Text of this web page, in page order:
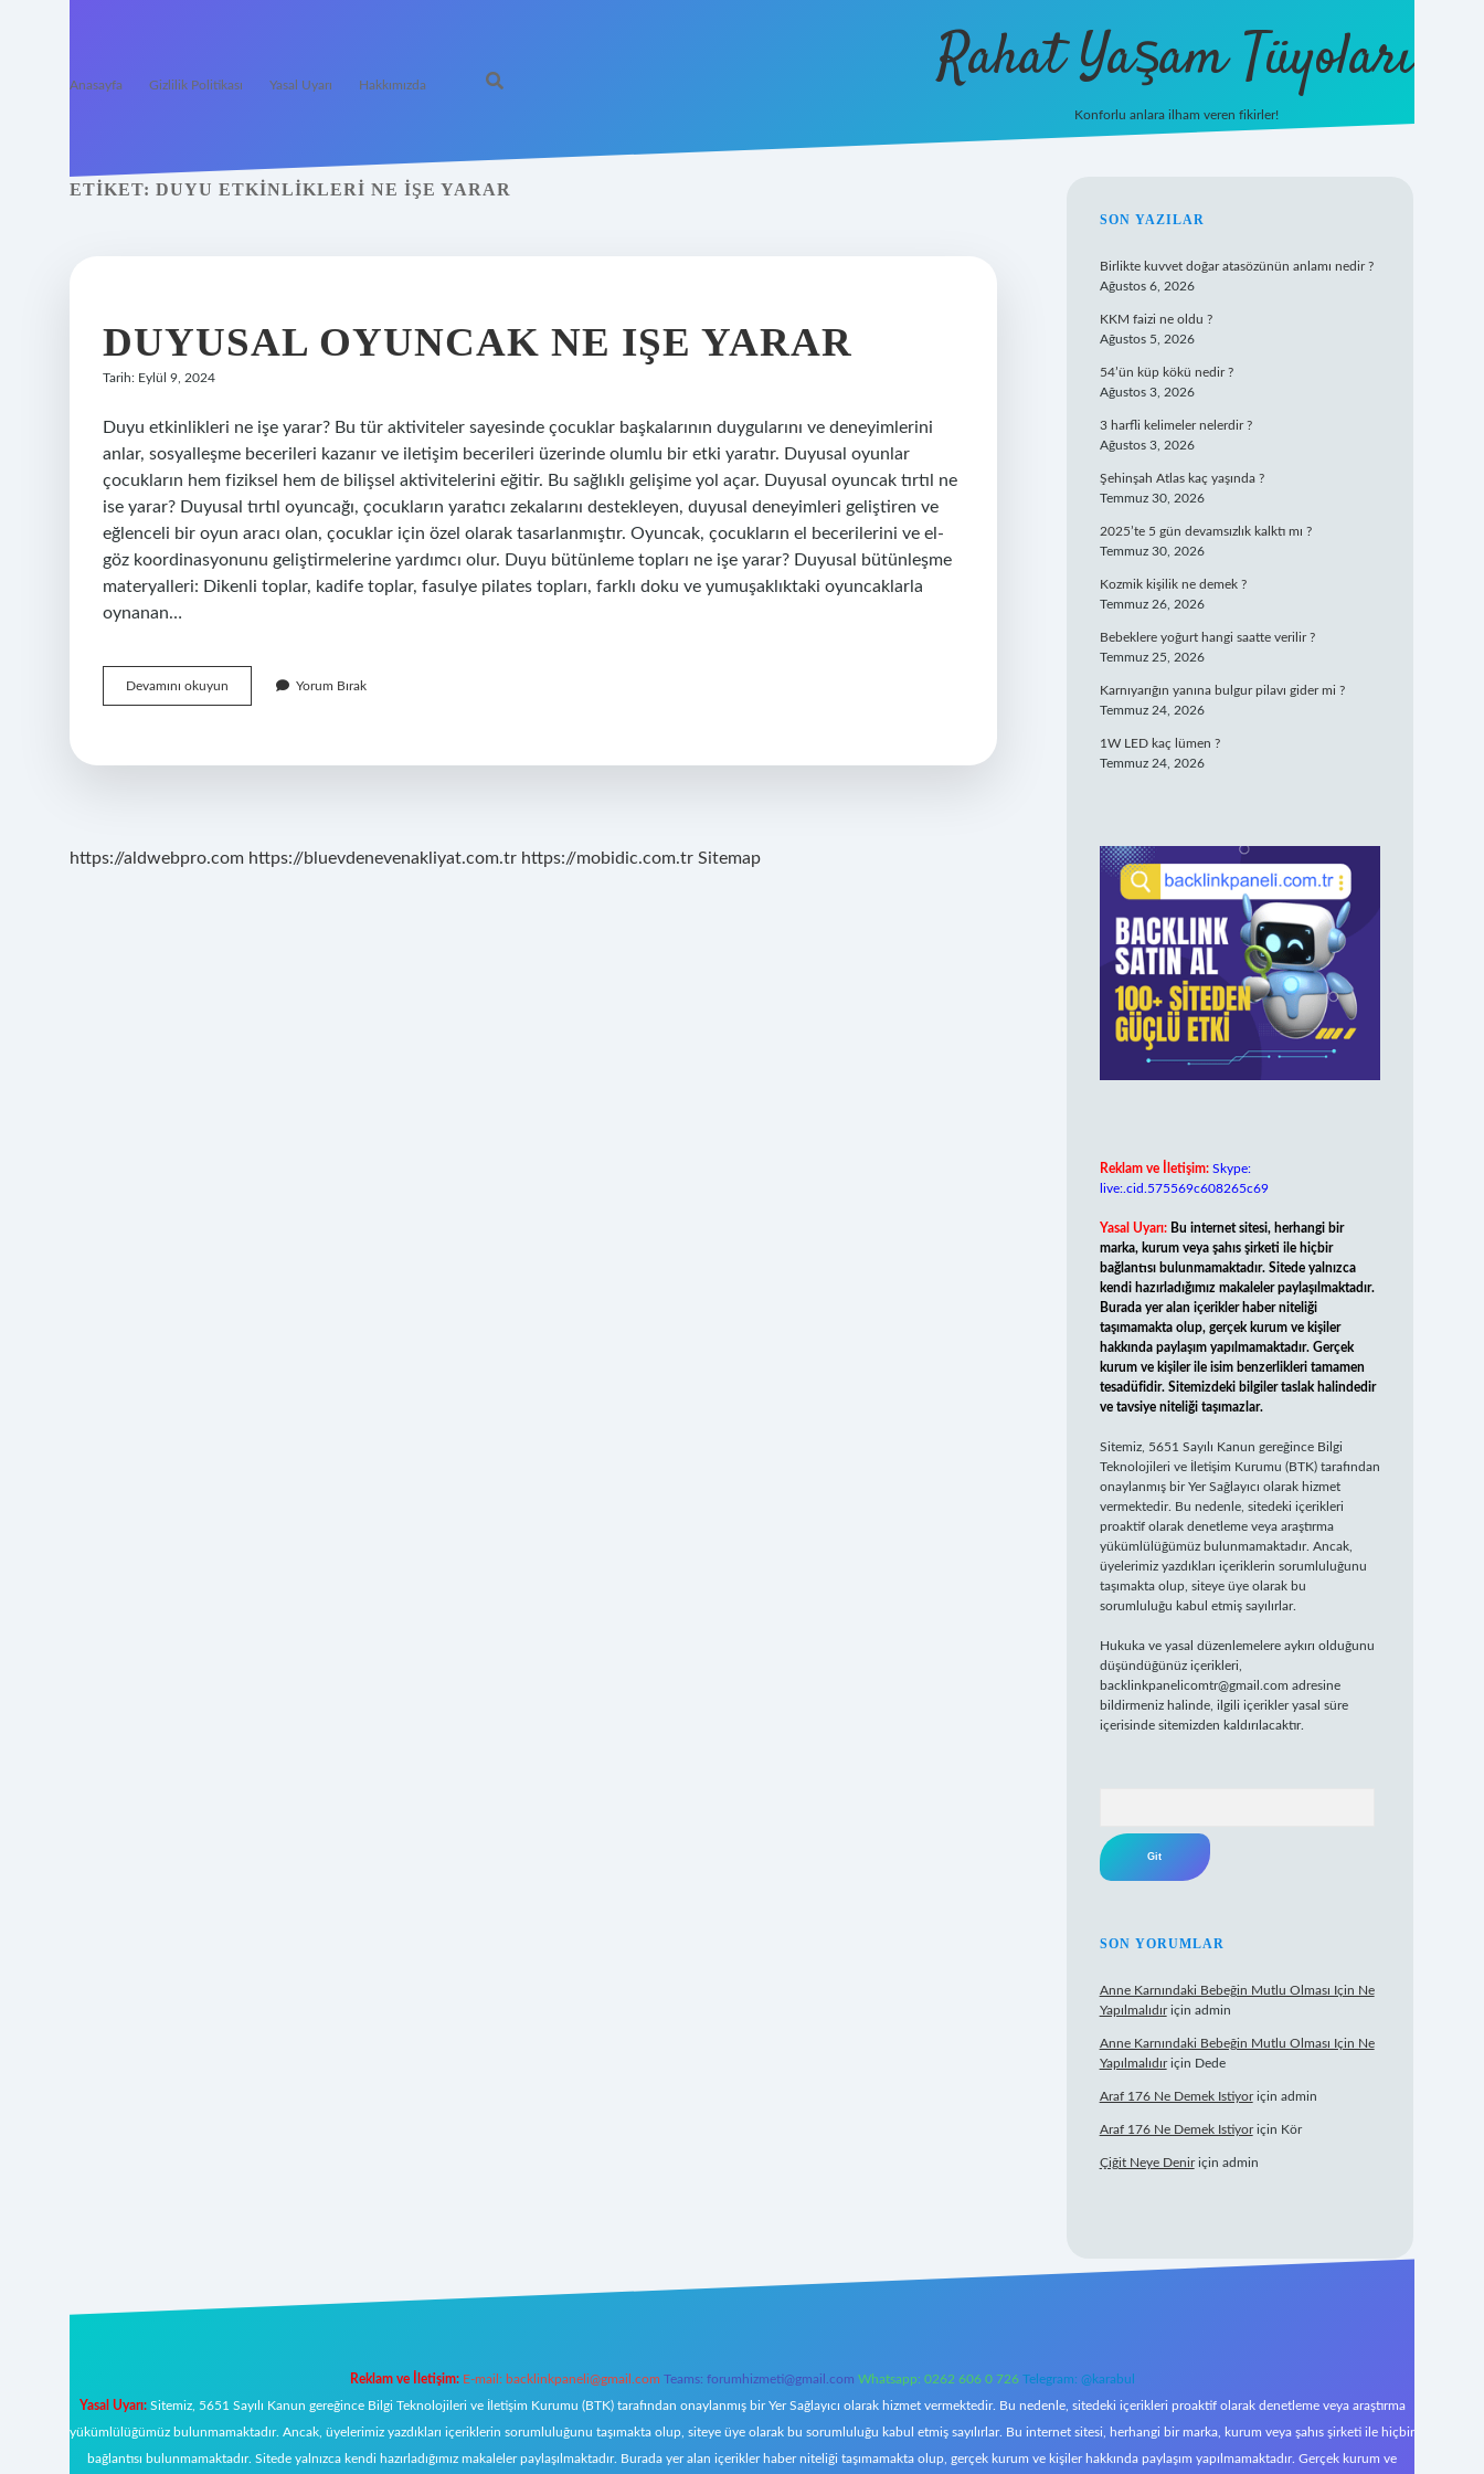
Anasayfa Gizlilik Politikası Yasal Uyarı Hakkımızda Rahat Yaşam Tüyoları
Konforlu anlara ilham veren fikirler!
ETIKET: DUYU ETKINLIKLERI NE IŞE YARAR
DUYUSAL OYUNCAK NE IŞE YARAR
Tarih: Eylül 9, 2024
Duyu etkinlikleri ne işe yarar? Bu tür aktiviteler sayesinde çocuklar başkalarının duygularını ve deneyimlerini
anlar, sosyalleşme becerileri kazanır ve iletişim becerileri üzerinde olumlu bir etki yaratır. Duyusal oyunlar
çocukların hem fiziksel hem de bilişsel aktivitelerini eğitir. Bu sağlıklı gelişime yol açar. Duyusal oyuncak tırtıl ne
ise yarar? Duyusal tırtıl oyuncağı, çocukların yaratıcı zekalarını destekleyen, duyusal deneyimleri geliştiren ve
eğlenceli bir oyun aracı olan, çocuklar için özel olarak tasarlanmıştır. Oyuncak, çocukların el becerilerini ve el-
göz koordinasyonunu geliştirmelerine yardımcı olur. Duyu bütünleme topları ne işe yarar? Duyusal bütünleşme
materyalleri: Dikenli toplar, kadife toplar, fasulye pilates topları, farklı doku ve yumuşaklıktaki oyuncaklarla
oynanan…
Devamını okuyun
Oyuncak
Yarar
Yorum Bırak
https://aldwebpro.com https://bluevdenevenakliyat.com.tr https://mobidic.com.tr Sitemap
SIDEBAR
SON YAZILAR
Birlikte kuvvet doğar atasözünün anlamı nedir ?
Ağustos 6, 2026
KKM faizi ne oldu ?
Ağustos 5, 2026
54’ün küp kökü nedir ?
Ağustos 3, 2026
3 harfli kelimeler nelerdir ?
Ağustos 3, 2026
Şehinşah Atlas kaç yaşında ?
Temmuz 30, 2026
2025’te 5 gün devamsızlık kalktı mı ?
Temmuz 30, 2026
Kozmik kişilik ne demek ?
Temmuz 26, 2026
Bebeklere yoğurt hangi saatte verilir ?
Temmuz 25, 2026
Karnıyarığın yanına bulgur pilavı gider mi ?
Temmuz 24, 2026
1W LED kaç lümen ?
Temmuz 24, 2026
Reklam ve İletişim: Skype:
live:.cid.575569c608265c69
Yasal Uyarı: Bu internet sitesi, herhangi bir
marka, kurum veya şahıs şirketi ile hiçbir
bağlantısı bulunmamaktadır. Sitede yalnızca
kendi hazırladığımız makaleler paylaşılmaktadır.
Burada yer alan içerikler haber niteliği
taşımamakta olup, gerçek kurum ve kişiler
hakkında paylaşım yapılmamaktadır. Gerçek
kurum ve kişiler ile isim benzerlikleri tamamen
tesadüfidir. Sitemizdeki bilgiler taslak halindedir
ve tavsiye niteliği taşımazlar.
Sitemiz, 5651 Sayılı Kanun gereğince Bilgi
Teknolojileri ve İletişim Kurumu (BTK) tarafından
onaylanmış bir Yer Sağlayıcı olarak hizmet
vermektedir. Bu nedenle, sitedeki içerikleri
proaktif olarak denetleme veya araştırma
yükümlülüğümüz bulunmamaktadır. Ancak,
üyelerimiz yazdıkları içeriklerin sorumluluğunu
taşımakta olup, siteye üye olarak bu
sorumluluğu kabul etmiş sayılırlar.
Hukuka ve yasal düzenlemelere aykırı olduğunu
düşündüğünüz içerikleri,
backlinkpanelicomtr@gmail.com adresine
bildirmeniz halinde, ilgili içerikler yasal süre
içerisinde sitemizden kaldırılacaktır.
SON YORUMLAR
Anne Karnındaki Bebeğin Mutlu Olması Için Ne
Yapılmalıdıriçin admin
Anne Karnındaki Bebeğin Mutlu Olması Için Ne
Yapılmalıdıriçin Dede
Araf 176 Ne Demek Istiyoriçin admin
Araf 176 Ne Demek Istiyoriçin Kör
Çiğit Neye Deniriçin admin
Reklam ve İletişim: E-mail: backlinkpaneli@gmail.com Teams: forumhizmeti@gmail.com Whatsapp: 0262 606 0 726 Telegram: @karabul
Yasal Uyarı:Sitemiz, 5651 Sayılı Kanun gereğince Bilgi Teknolojileri ve İletişim Kurumu (BTK) tarafından onaylanmış bir Yer Sağlayıcı olarak hizmet vermektedir. Bu nedenle, sitedeki içerikleri proaktif olarak denetleme veya araştırma
yükümlülüğümüz bulunmamaktadır. Ancak, üyelerimiz yazdıkları içeriklerin sorumluluğunu taşımakta olup, siteye üye olarak bu sorumluluğu kabul etmiş sayılırlar. Bu internet sitesi, herhangi bir marka, kurum veya şahıs şirketi ile hiçbir
bağlantısı bulunmamaktadır. Sitede yalnızca kendi hazırladığımız makaleler paylaşılmaktadır. Burada yer alan içerikler haber niteliği taşımamakta olup, gerçek kurum ve kişiler hakkında paylaşım yapılmamaktadır. Gerçek kurum ve